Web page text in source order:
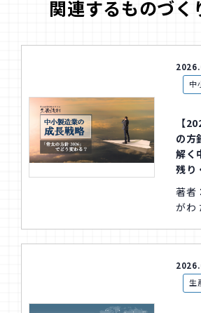
関連するものづく
中
【
の方
解く
残り
著者
がわ
生